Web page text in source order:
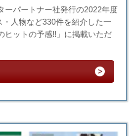
ーパートナー社発行の2022年度
人物など330件を紹介した一
ヒットの予感!!」に掲載いただ